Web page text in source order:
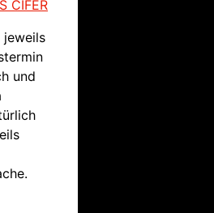
CIFER
jeweils
und